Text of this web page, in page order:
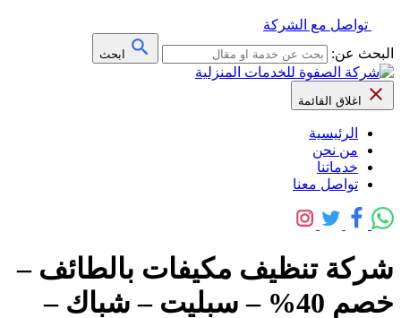
تواصل مع الشركة
البحث عن:
ابحث
اغلاق القائمة
الرئيسية
من نحن
خدماتنا
تواصل معنا
شركة تنظيف مكيفات بالطائف –
خصم 40% – سبليت – شباك –